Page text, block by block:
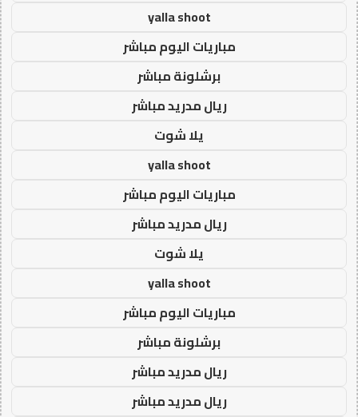
yalla shoot
مباريات اليوم مباشر
برشلونة مباشر
ريال مدريد مباشر
يلا شوت
yalla shoot
مباريات اليوم مباشر
ريال مدريد مباشر
يلا شوت
yalla shoot
مباريات اليوم مباشر
برشلونة مباشر
ريال مدريد مباشر
ريال مدريد مباشر